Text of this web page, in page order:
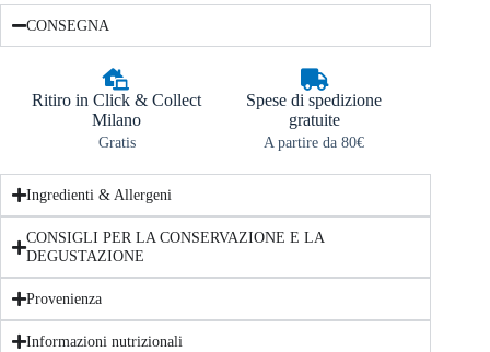
CONSEGNA
Ritiro in Click & Collect
Milano
Gratis
Spese di spedizione
gratuite
A partire da 80€
Ingredienti & Allergeni
CONSIGLI PER LA CONSERVAZIONE E LA
DEGUSTAZIONE
Provenienza
Informazioni nutrizionali